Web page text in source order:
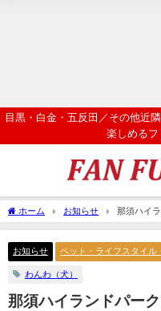
目黒・白金・五反田／その他近
楽しめるフ
ホーム お知らせ
那須ハイ
を機に、ファンファンファイルの支
お知らせ
ペット・ライフスタイル
わんわ（犬）
那須ハイランドパー